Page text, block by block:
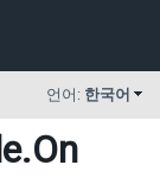
언어: 한국어
.On